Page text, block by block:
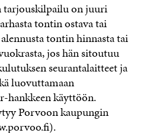
tarjouskilpailu on juuri
tontin ostava tai
tontin hinnasta tai
jos hän sitoutuu
seurantalaitteet ja
luovuttamaan
hankkeen käyttöön.
Porvoon kaupungin